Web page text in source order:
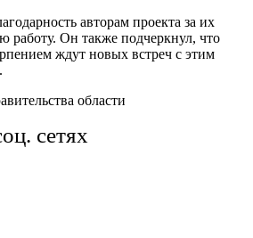
авторам проекта за их
работу. Он также подчеркнул, что
ждут новых встреч с этим
области
сетях